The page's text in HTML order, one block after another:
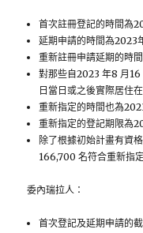
首次註冊登記的時間為
延期申請的時間為2023
重新註冊申請延期的時
對那些自2023 年8 月
日當日或之後實際居住
重新指定的時間也為
重新指定的登記期限為
除了根據初始計畫有資
166,700 名符合重新指
委內瑞拉人：
首次登記及延期申請的